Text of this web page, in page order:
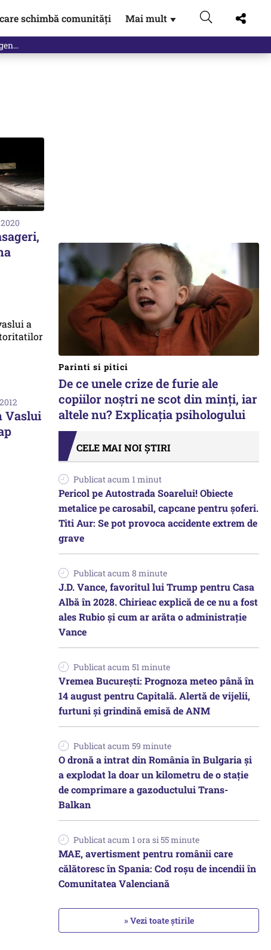
schimbă comunități Mai mult ▼
Vaslui
Parinti si pitici
De ce unele crize de furie ale
copiilor noștri ne scot din minți, iar
altele nu? Explicația psihologului
CELE MAI NOI ȘTIRI
Publicat acum 1 minut
Pericol pe Autostrada Soarelui! Obiecte
metalice pe carosabil, capcane pentru șoferi.
Titi Aur: Se pot provoca accidente extrem de
grave
Publicat acum 8 minute
J.D. Vance, favoritul lui Trump pentru Casa
Albă în 2028. Chirieac explică de ce nu a fost
ales Rubio și cum ar arăta o administrație
Vance
Publicat acum 51 minute
Vremea București: Prognoza meteo până în
14 august pentru Capitală. Alertă de vijelii,
furtuni și grindină emisă de ANM
Publicat acum 59 minute
O dronă a intrat din România în Bulgaria şi
a explodat la doar un kilometru de o stație
de comprimare a gazoductului Trans-
Balkan
Publicat acum 1 ora si 55 minute
MAE, avertisment pentru românii care
călătoresc în Spania: Cod roșu de incendii în
Comunitatea Valenciană
» Vezi toate știrile